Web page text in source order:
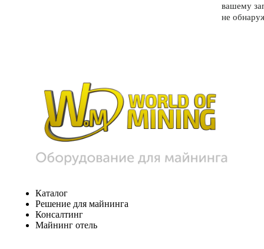
вашему
не
Каталог
Решение для майнинга
Консалтинг
Майнинг отель